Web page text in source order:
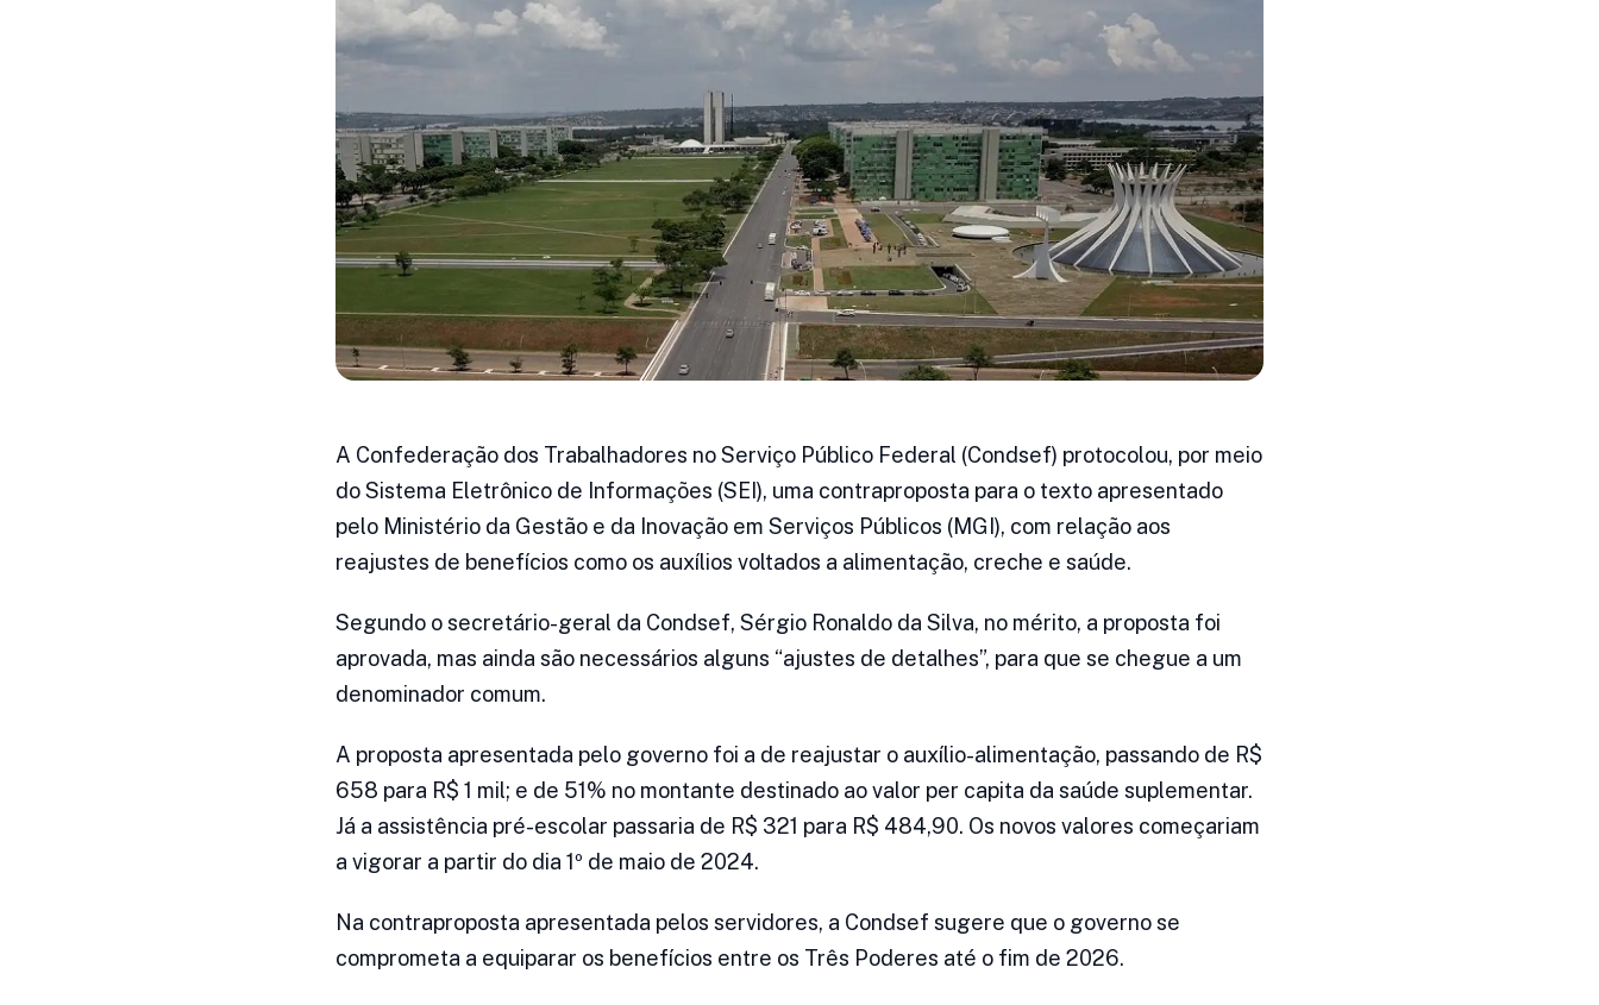
A Confederação dos Trabalhadores no Serviço Público Federal (Condsef) protocolou, por meio
do Sistema Eletrônico de Informações (SEI), uma contraproposta para o texto apresentado
pelo Ministério da Gestão e da Inovação em Serviços Públicos (MGI), com relação aos
reajustes de benefícios como os auxílios voltados a alimentação, creche e saúde.
Segundo o secretário-geral da Condsef, Sérgio Ronaldo da Silva, no mérito, a proposta foi
aprovada, mas ainda são necessários alguns “ajustes de detalhes”, para que se chegue a um
denominador comum.
A proposta apresentada pelo governo foi a de reajustar o auxílio-alimentação, passando de R$
658 para R$ 1 mil; e de 51% no montante destinado ao valor per capita da saúde suplementar.
Já a assistência pré-escolar passaria de R$ 321 para R$ 484,90. Os novos valores começariam
a vigorar a partir do dia 1º de maio de 2024.
Na contraproposta apresentada pelos servidores, a Condsef sugere que o governo se
comprometa a equiparar os benefícios entre os Três Poderes até o fim de 2026.